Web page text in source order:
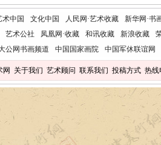
术中国 文化中国 人民网·艺术收藏
新华网·书
艺术公社 凤凰网·收藏 和讯收藏 新浪收藏
公网书画频道 中国国家画院 中国军休联谊网
网 关于我们 艺术顾问 联系我们 投稿方式 热线